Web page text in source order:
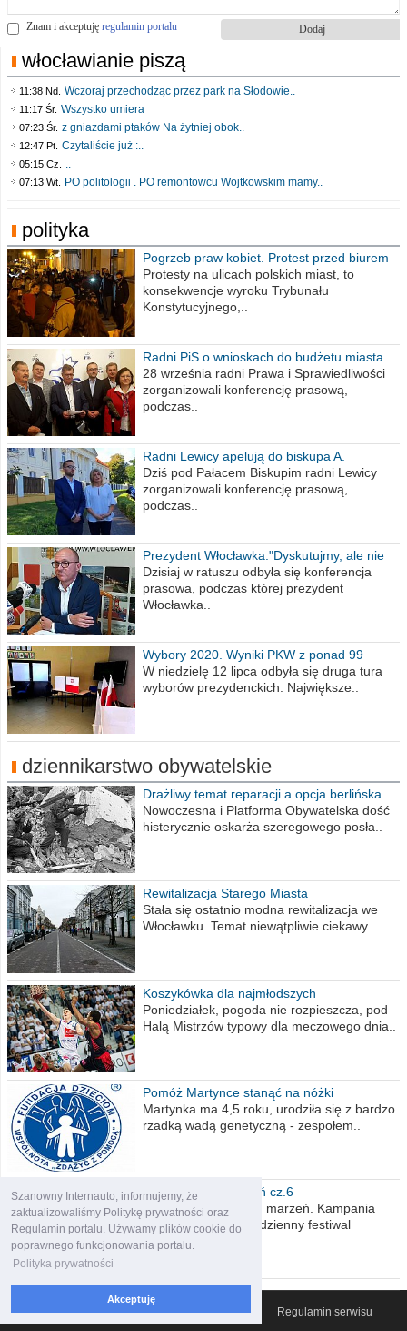
Szanowny Internauto, informujemy, że
zaktualizowaliśmy Politykę prywatności oraz
Regulamin portalu. Używamy plików cookie do
poprawnego funkcjonowania portalu.
Polityka prywatności
Akceptuję
Znam i akceptuję regulamin portalu
włocławianie piszą
11:38 Nd. Wczoraj przechodząc przez park na Słodowie..
11:17 Śr. Wszystko umiera
07:23 Śr. z gniazdami ptaków Na żytniej obok..
12:47 Pt. Czytaliście już :..
05:15 Cz. ..
07:13 Wt. PO politologii . PO remontowcu Wojtkowskim mamy..
polityka
Pogrzeb praw kobiet. Protest przed biurem
poselskim PiS
Protesty na ulicach polskich miast, to
konsekwencje wyroku Trybunału
Konstytucyjnego,..
Radni PiS o wnioskach do budżetu miasta
na 2021 rok
28 września radni Prawa i Sprawiedliwości
zorganizowali konferencję prasową,
podczas..
Radni Lewicy apelują do biskupa A.
Wiesława Meringa
Dziś pod Pałacem Biskupim radni Lewicy
zorganizowali konferencję prasową,
podczas..
Prezydent Włocławka:"Dyskutujmy, ale nie
obrażajmy się”
Dzisiaj w ratuszu odbyła się konferencja
prasowa, podczas której prezydent
Włocławka..
Wybory 2020. Wyniki PKW z ponad 99
procent obwodów
W niedzielę 12 lipca odbyła się druga tura
wyborów prezydenckich. Największe..
dziennikarstwo obywatelskie
Drażliwy temat reparacji a opcja berlińska
Nowoczesna i Platforma Obywatelska dość
histerycznie oskarża szeregowego posła..
Rewitalizacja Starego Miasta
Stała się ostatnio modna rewitalizacja we
Włocławku. Temat niewątpliwie ciekawy...
Koszykówka dla najmłodszych
Poniedziałek, pogoda nie rozpieszcza, pod
Halą Mistrzów typowy dla meczowego dnia..
Pomóż Martynce stanąć na nóżki
Martynka ma 4,5 roku, urodziła się z bardzo
rzadką wadą genetyczną - zespołem..
Polska moich marzeń cz.6
Nadszedł kres moich marzeń. Kampania
wyborcza czyli niecodzienny festiwal
obietnic,..
© 2007-2026 Włocławski Portal informacyjny Regulamin serwisu